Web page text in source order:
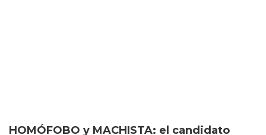
HOMÓFOBO y MACHISTA: el candidato